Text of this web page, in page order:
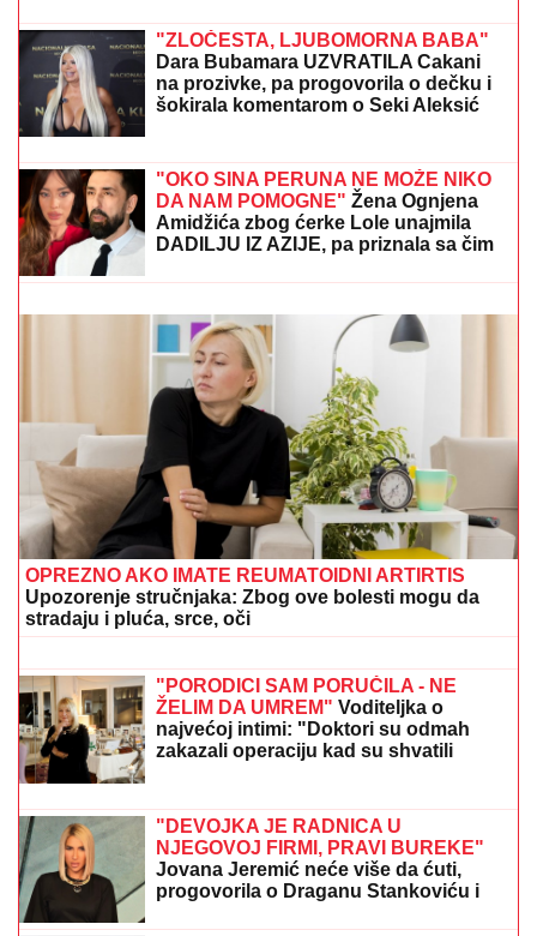
POZNAT JOŠ JEDAN UČESNIK ELITE
10Filip Car bez njega ne ulazi: Obratio
se javnosti
Pevačica deci ništa nije ostavila od imovine, u
testamentu pisalo da je sve dodelila državi: "Ispunila
je svoje obećanje"
"PRESTANITE DAOBMANjUJETE I
LAŽETE JAVNOST" Dodik oštro
ambasadoru Nemačke u BiX
"ZLOČESTA, LJUBOMORNA BABA"
Dara Bubamara UZVRATILA Cakani
na prozivke, pa progovorila o dečku i
(VIDEO)